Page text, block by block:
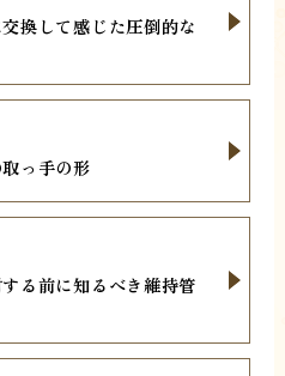
換して感じた圧倒的な
っ手の形
る前に知るべき維持管